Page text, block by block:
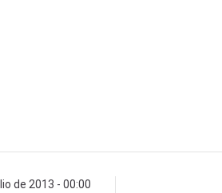
de 2013 - 00:00